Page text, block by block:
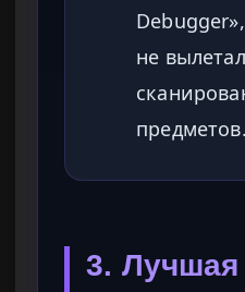
не
предметов.
3. Лучшая